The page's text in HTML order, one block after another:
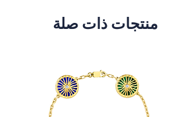
منتجات ذات صلة